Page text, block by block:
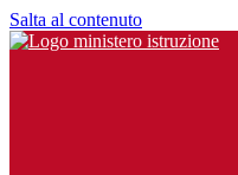
Salta al contenuto